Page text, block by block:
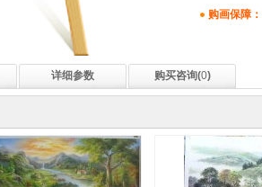
购画保障
详细参数 购买咨询(0)